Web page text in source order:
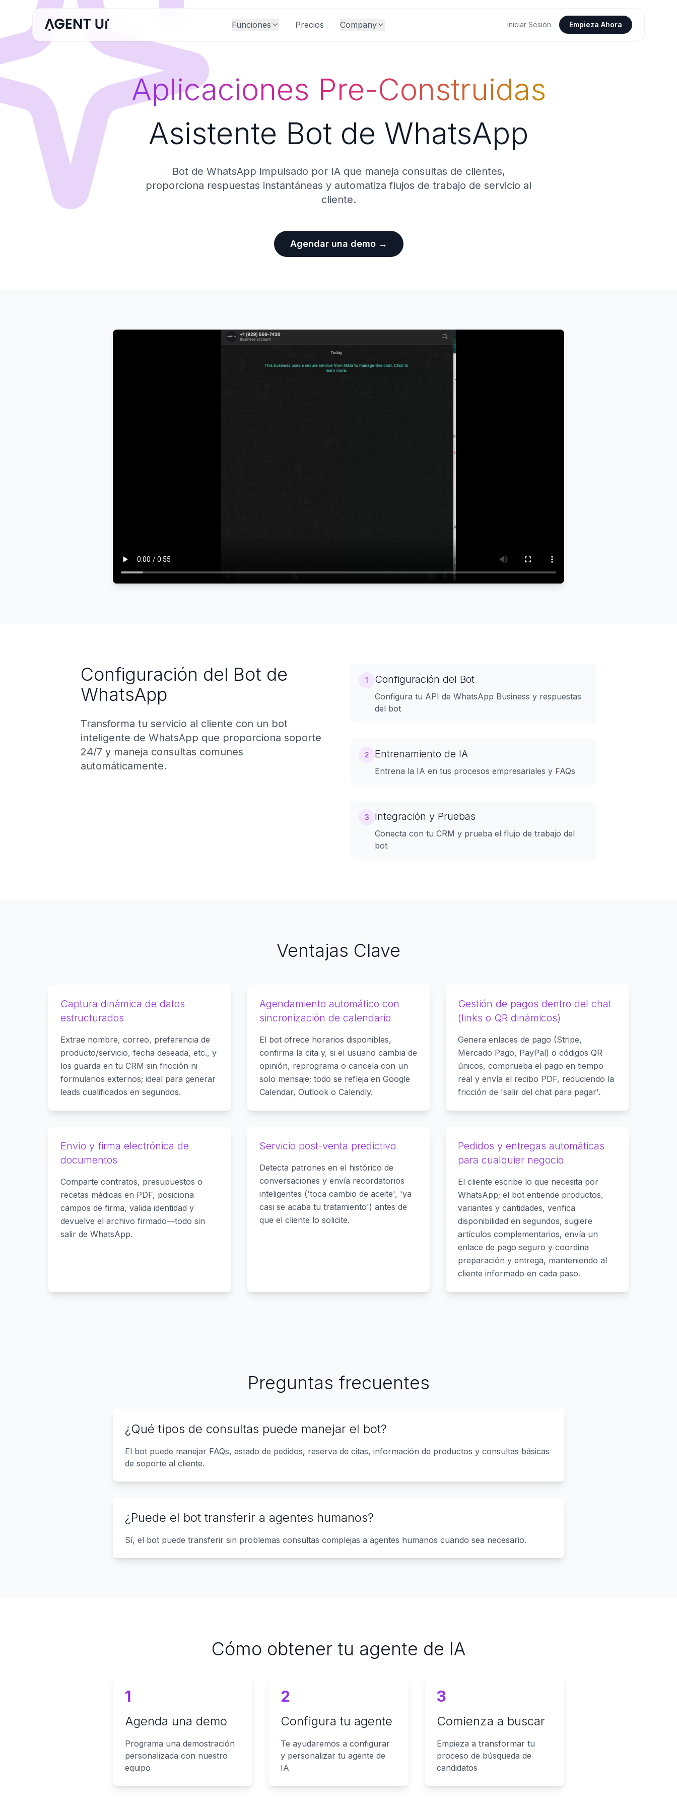
Funciones Precios Company Iniciar Sesión Empieza Ahora
Aplicaciones Pre-Construidas
Asistente Bot de WhatsApp
Bot de WhatsApp impulsado por IA que maneja consultas de clientes,
proporciona respuestas instantáneas y automatiza flujos de trabajo de servicio al
cliente.
Agendar una demo →
Configuración del Bot de
WhatsApp
Transforma tu servicio al cliente con un bot
inteligente de WhatsApp que proporciona soporte
24/7 y maneja consultas comunes
automáticamente.
1 Configuración del Bot
Configura tu API de WhatsApp Business y respuestas
del bot
2 Entrenamiento de IA
Entrena la IA en tus procesos empresariales y FAQs
3 Integración y Pruebas
Conecta con tu CRM y prueba el flujo de trabajo del
bot
Ventajas Clave
Captura dinámica de datos
estructurados
Extrae nombre, correo, preferencia de
producto/servicio, fecha deseada, etc., y
los guarda en tu CRM sin fricción ni
formularios externos; ideal para generar
leads cualificados en segundos.
Agendamiento automático con
sincronización de calendario
El bot ofrece horarios disponibles,
confirma la cita y, si el usuario cambia de
opinión, reprograma o cancela con un
solo mensaje; todo se refleja en Google
Calendar, Outlook o Calendly.
Gestión de pagos dentro del chat
(links o QR dinámicos)
Genera enlaces de pago (Stripe,
Mercado Pago, PayPal) o códigos QR
únicos, comprueba el pago en tiempo
real y envía el recibo PDF, reduciendo la
fricción de 'salir del chat para pagar'.
Envío y firma electrónica de
documentos
Comparte contratos, presupuestos o
recetas médicas en PDF, posiciona
campos de firma, valida identidad y
devuelve el archivo firmado—todo sin
salir de WhatsApp.
Servicio post-venta predictivo
Detecta patrones en el histórico de
conversaciones y envía recordatorios
inteligentes ('toca cambio de aceite', 'ya
casi se acaba tu tratamiento') antes de
que el cliente lo solicite.
Pedidos y entregas automáticas
para cualquier negocio
El cliente escribe lo que necesita por
WhatsApp; el bot entiende productos,
variantes y cantidades, verifica
disponibilidad en segundos, sugiere
artículos complementarios, envía un
enlace de pago seguro y coordina
preparación y entrega, manteniendo al
cliente informado en cada paso.
Preguntas frecuentes
¿Qué tipos de consultas puede manejar el bot?
El bot puede manejar FAQs, estado de pedidos, reserva de citas, información de productos y consultas básicas
de soporte al cliente.
¿Puede el bot transferir a agentes humanos?
Sí, el bot puede transferir sin problemas consultas complejas a agentes humanos cuando sea necesario.
Cómo obtener tu agente de IA
1
Agenda una demo
Programa una demostración
personalizada con nuestro
equipo
2
Configura tu agente
Te ayudaremos a configurar
y personalizar tu agente de
IA
3
Comienza a buscar
Empieza a transformar tu
proceso de búsqueda de
candidatos